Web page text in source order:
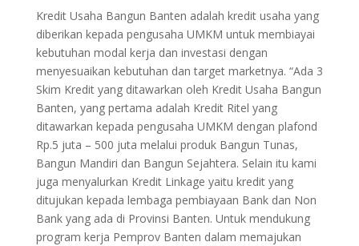
Kredit Usaha Bangun Banten adalah kredit usaha yang
diberikan kepada pengusaha UMKM untuk membiayai
kebutuhan modal kerja dan investasi dengan
menyesuaikan kebutuhan dan target marketnya. “Ada 3
Skim Kredit yang ditawarkan oleh Kredit Usaha Bangun
Banten, yang pertama adalah Kredit Ritel yang
ditawarkan kepada pengusaha UMKM dengan plafond
Rp.5 juta – 500 juta melalui produk Bangun Tunas,
Bangun Mandiri dan Bangun Sejahtera. Selain itu kami
juga menyalurkan Kredit Linkage yaitu kredit yang
ditujukan kepada lembaga pembiayaan Bank dan Non
Bank yang ada di Provinsi Banten. Untuk mendukung
program kerja Pemprov Banten dalam memajukan